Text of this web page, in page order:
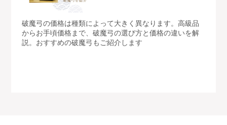
破魔弓の価格は種類によって大きく異なります。高級品
からお手頃価格まで、破魔弓の選び方と価格の違いを解
説。おすすめの破魔弓もご紹介します